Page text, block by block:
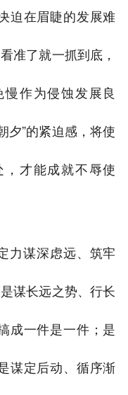
迫在眉睫的发展难
准了就一抓到底，
作为侵蚀发展良
夕”的紧迫感，将使
才能成就不辱使
力谋深虑远、筑牢
谋长远之势、行长
成一件是一件；是
谋定后动、循序渐